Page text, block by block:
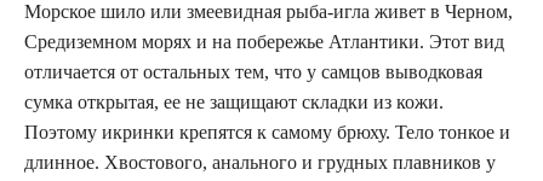
Морское шило или змеевидная рыба-игла живет в Черном,
Средиземном морях и на побережье Атлантики. Этот вид
отличается от остальных тем, что у самцов выводковая
сумка открытая, ее не защищают складки из кожи.
Поэтому икринки крепятся к самому брюху. Тело тонкое и
длинное. Хвостового, анального и грудных плавников у